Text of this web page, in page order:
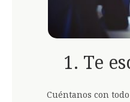
1. Te
Cuéntanos con